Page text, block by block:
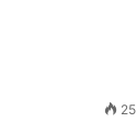
25